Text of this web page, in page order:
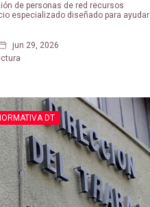
de personas de red recursos
especializado diseñado para ayudar
jun 29, 2026
DT